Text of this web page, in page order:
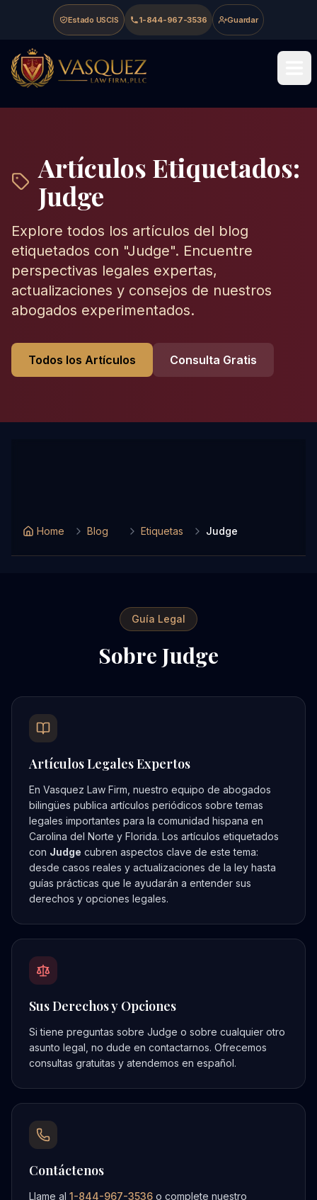
Skip to main content
Skip to navigation
Skip to footer
Estado USCIS 1-844-967-3536 Guardar
Vasquez Law Firm - Home
Artículos Etiquetados:
Judge
Explore todos los artículos del blog
etiquetados con "Judge". Encuentre
perspectivas legales expertas,
actualizaciones y consejos de nuestros
abogados experimentados.
Todos los Artículos Consulta Gratis
Home Blog Etiquetas Judge
Guía Legal
Sobre Judge
Artículos Legales Expertos
En Vasquez Law Firm, nuestro equipo de abogados
bilingües publica artículos periódicos sobre temas
legales importantes para la comunidad hispana en
Carolina del Norte y Florida. Los artículos etiquetados
con Judge cubren aspectos clave de este tema:
desde casos reales y actualizaciones de la ley hasta
guías prácticas que le ayudarán a entender sus
derechos y opciones legales.
Sus Derechos y Opciones
Si tiene preguntas sobre Judge o sobre cualquier otro
asunto legal, no dude en contactarnos. Ofrecemos
consultas gratuitas y atendemos en español.
Contáctenos
Llame al 1-844-967-3536 o complete nuestro